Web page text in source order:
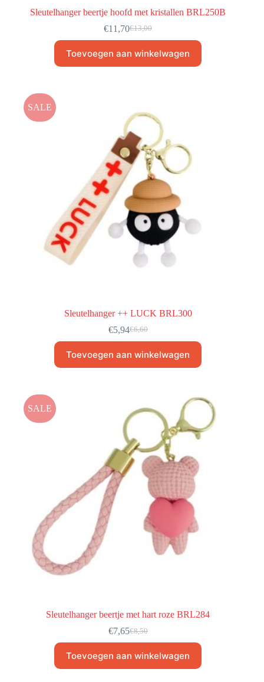
Sleutelhanger beertje hoofd met kristallen BRL250B
€13,00
€11,70
Toevoegen aan winkelwagen
SALE
Sleutelhanger ++ LUCK BRL300
€6,60
€5,94
Toevoegen aan winkelwagen
SALE
Sleutelhanger beertje met hart roze BRL284
€8,50
€7,65
Toevoegen aan winkelwagen